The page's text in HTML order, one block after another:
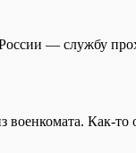
— службу
Как-то